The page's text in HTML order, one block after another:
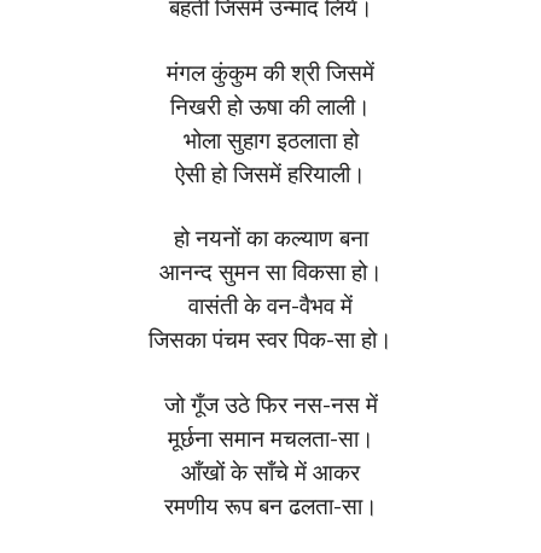
बहती जिसमें उन्माद लिये।
मंगल कुंकुम की श्री जिसमें
निखरी हो ऊषा की लाली।
भोला सुहाग इठलाता हो
ऐसी हो जिसमें हरियाली।
हो नयनों का कल्याण बना
आनन्द सुमन सा विकसा हो।
वासंती के वन-वैभव में
जिसका पंचम स्वर पिक-सा हो।
जो गूँज उठे फिर नस-नस में
मूर्छना समान मचलता-सा।
आँखों के साँचे में आकर
रमणीय रूप बन ढलता-सा।